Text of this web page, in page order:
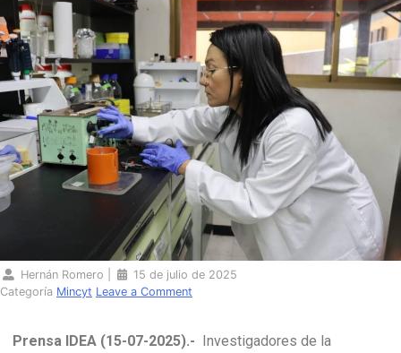
Hernán Romero
15 de julio de 2025
Categoría Mincyt Leave a Comment
Prensa IDEA (15-07-2025).- Investigadores de la